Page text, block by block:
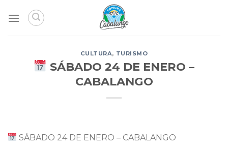
CULTURA, TURISMO
SÁBADO 24 DE ENERO –
CABALANGO
SÁBADO 24 DE ENERO – CABALANGO